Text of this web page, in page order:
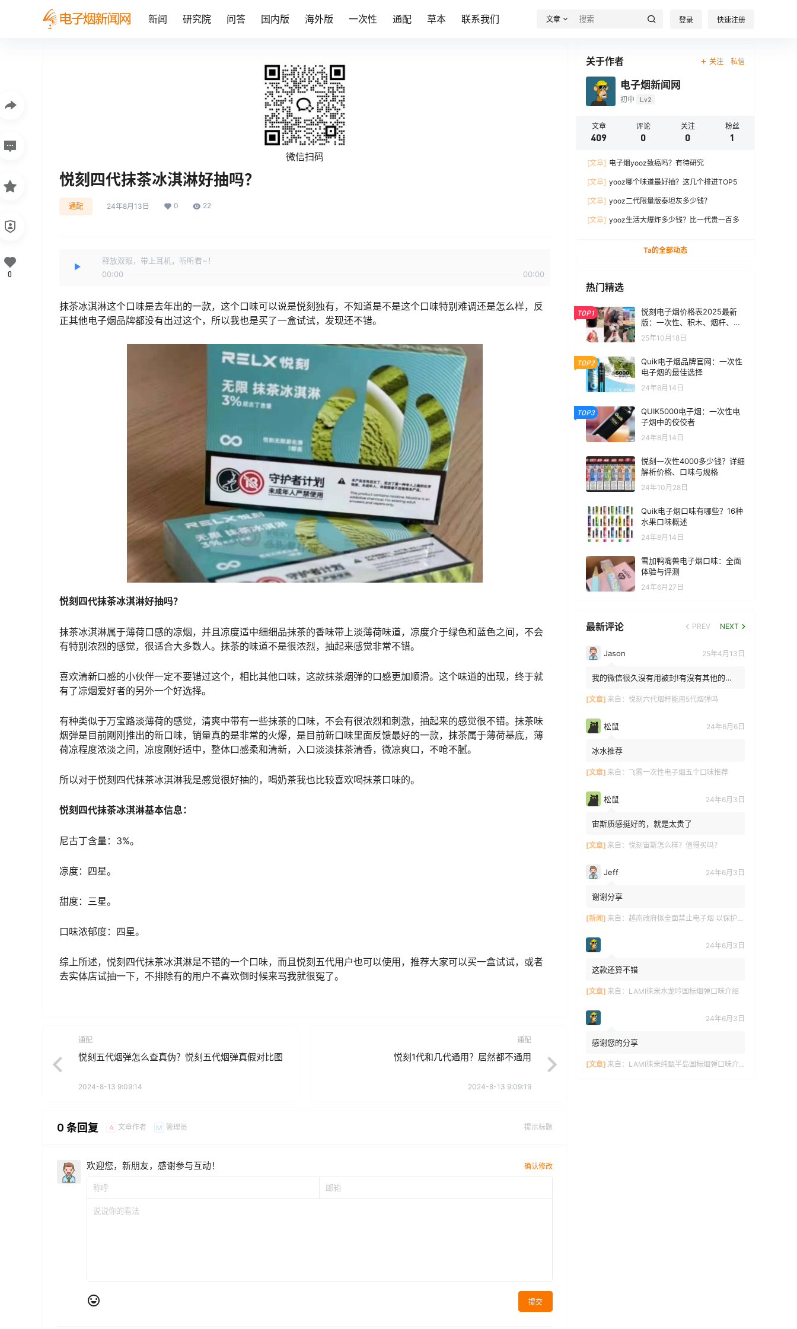
新闻 研究院 问答 国内版 海外版 一次性 通配 草本 联系我们 文章 登录 快速注册
微信扫码
悦刻四代抹茶冰淇淋好抽吗？
通配 24年8月13日 0 22
释放双眼，带上耳机，听听看~！
00:00
00:00
抹茶冰淇淋这个口味是去年出的一款，这个口味可以说是悦刻独有，不知道是不是这个口味特别难调还是怎么样，反
正其他电子烟品牌都没有出过这个，所以我也是买了一盒试试，发现还不错。
悦刻四代抹茶冰淇淋好抽吗？
抹茶冰淇淋属于薄荷口感的凉烟，并且凉度适中细细品抹茶的香味带上淡薄荷味道，凉度介于绿色和蓝色之间，不会
有特别浓烈的感觉，很适合大多数人。抹茶的味道不是很浓烈，抽起来感觉非常不错。
喜欢清新口感的小伙伴一定不要错过这个，相比其他口味，这款抹茶烟弹的口感更加顺滑。这个味道的出现，终于就
有了凉烟爱好者的另外一个好选择。
有种类似于万宝路淡薄荷的感觉，清爽中带有一些抹茶的口味，不会有很浓烈和刺激，抽起来的感觉很不错。抹茶味
烟弹是目前刚刚推出的新口味，销量真的是非常的火爆，是目前新口味里面反馈最好的一款，抹茶属于薄荷基底，薄
荷凉程度浓淡之间，凉度刚好适中，整体口感柔和清新，入口淡淡抹茶清香，微凉爽口，不呛不腻。
所以对于悦刻四代抹茶冰淇淋我是感觉很好抽的，喝奶茶我也比较喜欢喝抹茶口味的。
悦刻四代抹茶冰淇淋基本信息：
尼古丁含量：3%。
凉度：四星。
甜度：三星。
口味浓郁度：四星。
综上所述，悦刻四代抹茶冰淇淋是不错的一个口味，而且悦刻五代用户也可以使用，推荐大家可以买一盒试试，或者
去实体店试抽一下，不排除有的用户不喜欢倒时候来骂我就很冤了。
0
通配
悦刻五代烟弹怎么查真伪？悦刻五代烟弹真假对比图
2024-8-13 9:09:14
通配
悦刻1代和几代通用？居然都不通用
2024-8-13 9:09:19
0 条回复 A 文章作者 M 管理员 提示标题
欢迎您，新朋友，感谢参与互动！ 确认修改
提交
关于作者 关注 私信
电子烟新闻网
初中 Lv2
文章
409
评论
0
关注
0
粉丝
1
[文章] 电子烟yooz致癌吗？有待研究
[文章] yooz哪个味道最好抽？这几个排进TOP5
[文章] yooz二代限量版泰坦灰多少钱？
[文章] yooz生活大爆炸多少钱？比一代贵一百多
Ta的全部动态
热门精选
TOP1
悦刻电子烟价格表2025最新
版：一次性、积木、烟杆、烟
弹全价位汇总
25年10月18日
TOP2
Quik电子烟品牌官网：一次性
电子烟的最佳选择
24年8月14日
TOP3
QUIK5000电子烟：一次性电
子烟中的佼佼者
24年8月14日
悦刻一次性4000多少钱？详细
解析价格、口味与规格
24年10月28日
Quik电子烟口味有哪些？16种
水果口味概述
24年8月14日
雪加鸭嘴兽电子烟口味：全面
体验与评测
24年6月27日
最新评论 PREV NEXT
Jason 25年4月13日
我的微信很久沒有用被封!有沒有其他的方
[文章] 来自： 悦刻六代烟杆能用5代烟弹吗
松鼠 24年6月6日
冰水推荐
[文章] 来自： 飞雾一次性电子烟五个口味推荐
松鼠 24年6月3日
宙斯质感挺好的，就是太贵了
[文章] 来自： 悦刻宙斯怎么样？值得买吗？
Jeff 24年6月3日
谢谢分享
[新闻] 来自： 越南政府拟全面禁止电子烟 以保护青少年健康
24年6月3日
这款还算不错
[文章] 来自： LAMI徕米水龙吟国标烟弹口味介绍
24年6月3日
感谢您的分享
[文章] 来自： LAMI徕米纯甄半岛国标烟弹口味介绍